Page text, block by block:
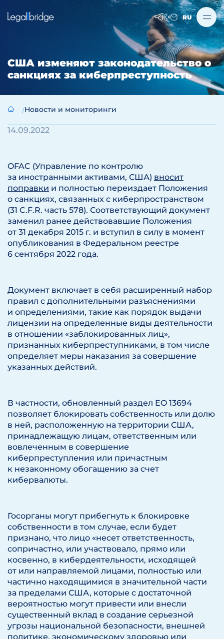
RU
США изменяют законодательство о
санкциях за киберпреступность
Новости и мониторинги
14.09.2022
OFAC (Управление по контролю
за иностранными активами, США) вносит
поправки и полностью переиздает Положения
о санкциях, связанных с киберпространством
(31 C.F.R. часть 578). Соответствующий документ
заменил ранее действовавшие Положения
от 31 декабря 2015 г. и вступил в силу в момент
опубликования в Федеральном реестре
6 сентября 2022 года.
Документ включает в себя расширенный набор
правил с дополнительными разъяснениями
и определениями, такие как порядок выдачи
лицензии на определенные виды деятельности
в отношении «заблокированных лиц»,
признанных киберпреступниками, в том числе
определяет меры наказания за совершение
указанных действий.
В частности, обновленный раздел EO 13694
позволяет блокировать собственность или долю
в ней, расположенную на территории США,
принадлежащую лицам, ответственным или
вовлеченным в совершение
киберпреступления или причастным
к незаконному обогащению за счет
кибервалюты.
Госорганы могут прибегнуть к блокировке
собственности в том случае, если будет
признано, что лицо «несет ответственность,
сопричастно, или участвовало, прямо или
косвенно, в кибердеятельности, исходящей
от или направляемой лицами, полностью или
частично находящимися в значительной части
за пределами США, которые с достаточной
вероятностью могут привести или внесли
существенный вклад в создание серьезной
угрозы национальной безопасности, внешней
политике, экономическому здоровью или